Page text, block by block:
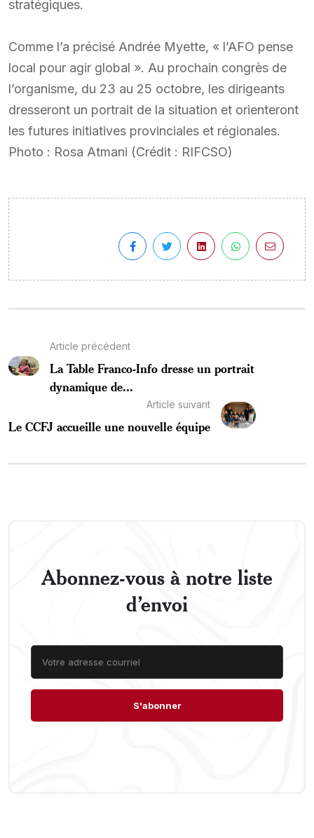
stratégiques.
Comme l’a précisé Andrée Myette, « l’AFO pense
local pour agir global ». Au prochain congrès de
l’organisme, du 23 au 25 octobre, les dirigeants
dresseront un portrait de la situation et orienteront
les futures initiatives provinciales et régionales.
Photo : Rosa Atmani (Crédit : RIFCSO)
Article précédent
La Table Franco-Info dresse un portrait
dynamique de...
Article suivant
Le CCFJ accueille une nouvelle équipe
Abonnez-vous à notre liste
d’envoi